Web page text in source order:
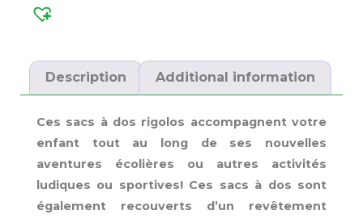
Description Additional information
Ces sacs à dos rigolos accompagnent votre
enfant tout au long de ses nouvelles
aventures écolières ou autres activités
ludiques ou sportives! Ces sacs à dos sont
également recouverts d’un revêtement